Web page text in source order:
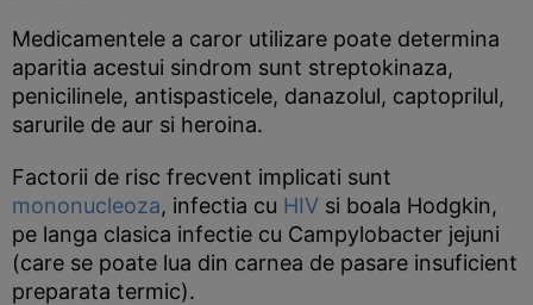
Medicamentele a caror utilizare poate determina
aparitia acestui sindrom sunt streptokinaza,
penicilinele, antispasticele, danazolul, captoprilul,
sarurile de aur si heroina.
Factorii de risc frecvent implicati sunt
mononucleoza, infectia cu HIV si boala Hodgkin,
pe langa clasica infectie cu Campylobacter jejuni
(care se poate lua din carnea de pasare insuficient
preparata termic).